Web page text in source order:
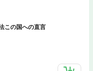
この国への直言